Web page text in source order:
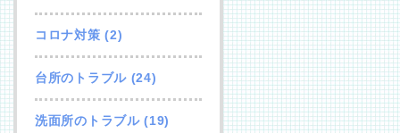
コロナ対策 (2)
台所のトラブル(24)
洗面所のトラブル(19)